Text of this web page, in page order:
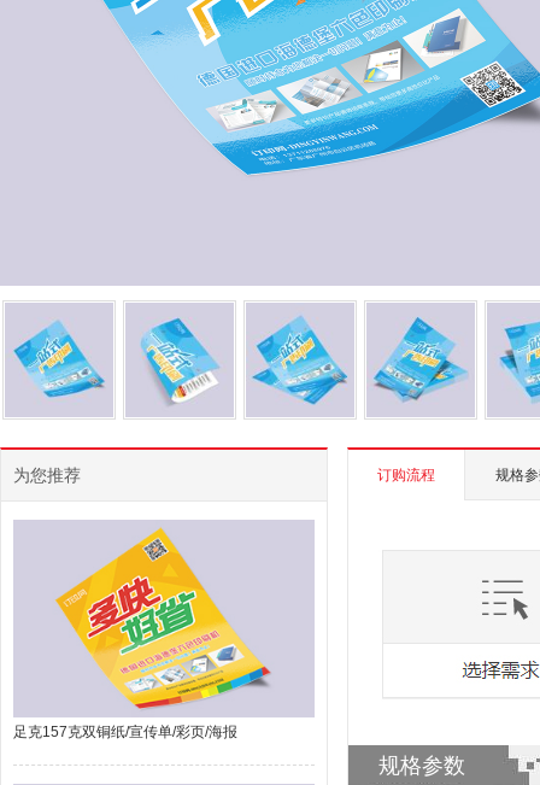
为您推荐
足克157克双铜纸/宣传单/彩页/海报
订购流程 规格
规格参数